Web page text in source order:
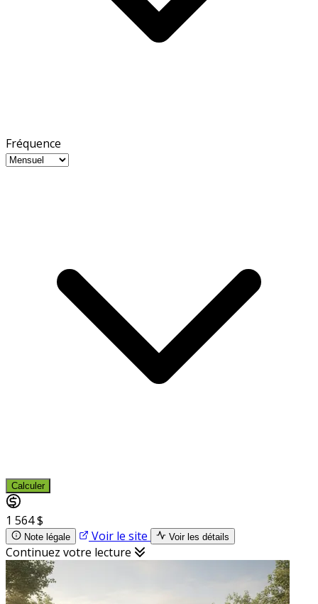
Fréquence
Calculer
1 564 $
Note légale Voir le site Voir les détails
Continuez votre lecture